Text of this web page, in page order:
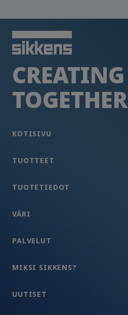
CREATING
TOGETHER
KOTISIVU
TUOTTEET
TUOTETIEDOT
VÄRI
PALVELUT
MIKSI SIKKENS?
UUTISET